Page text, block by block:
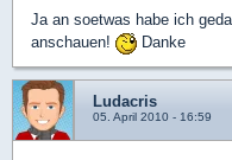
Ja an soetwas habe ich
anschauen!
Danke
Ludacris
05. April 2010 - 16:59